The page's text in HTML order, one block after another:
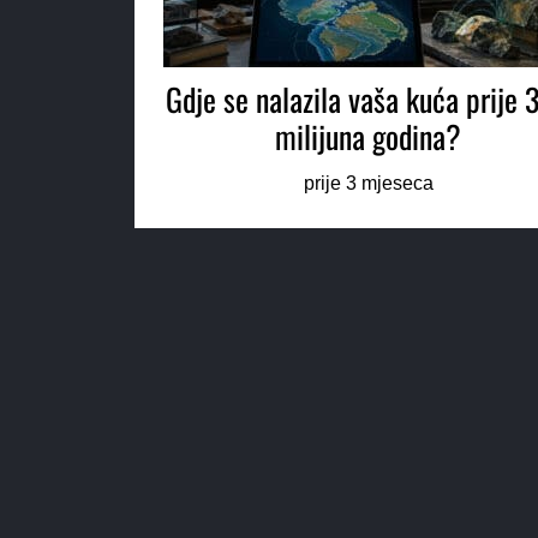
Gdje se nalazila vaša kuća prije
milijuna godina?
prije 3 mjeseca